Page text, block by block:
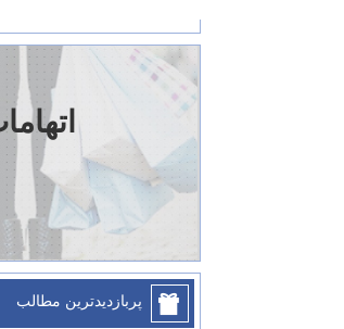
پربازديدترين مطالب